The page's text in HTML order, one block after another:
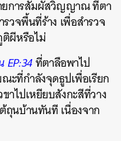
การสัมผัสวิญญาณ ที่ตา
วจพื้นที่ร้าง เพื่อสำรวจ
ผีหรือไม่
ที่ตาลือพาไป
ะที่กำลังจุดธูปเพื่อเรียก
ไปเหยียบสังกะสีที่วาง
ถุนบ้านทันที เนื่องจาก